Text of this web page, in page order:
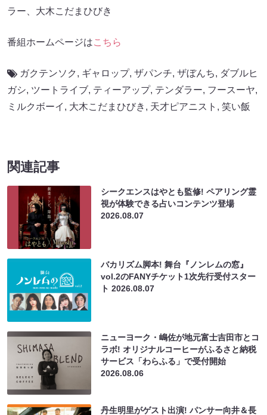
ラー、大木こだまひびき
番組ホームページはこちら
ガクテンソク , ギャロップ, ザパンチ, ザぼんち, ダブルヒ
ガシ, ツートライブ, ティーアップ, テンダラー, フースーヤ,
ミルクボーイ , ⼤⽊こだまひびき , 天才ピアニスト , 笑い飯
関連記事
シークエンスはやとも監修! ペアリング霊
視が体験できる占いコンテンツ登場
2026.08.07
バカリズム脚本! 舞台『ノンレムの窓』
vol.2のFANYチケット1次先行受付スター
ト2026.08.07
ニューヨーク・嶋佐が地元富士吉田市とコ
ラボ! オリジナルコーヒーがふるさと納税
サービス「わらふる」で受付開始
2026.08.06
丹生明里がゲスト出演! パンサー向井＆長